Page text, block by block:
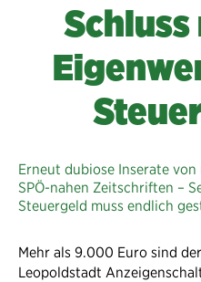
Schluss
Erneut dubiose Inserate
SPÖ-nahen Zeitschriften –
Steuergeld muss endlich
Mehr als 9.000 Euro sind
Leopoldstadt